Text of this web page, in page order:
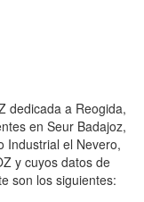
dedicada a Reogida,
en Seur Badajoz,
Industrial el Nevero,
y cuyos datos de
son los siguientes: